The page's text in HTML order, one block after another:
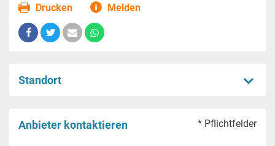
Drucken Melden
Standort
Anbieter kontaktieren * Pflichtfelder